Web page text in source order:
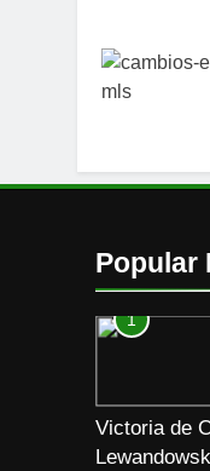
Popular
1
Victoria de